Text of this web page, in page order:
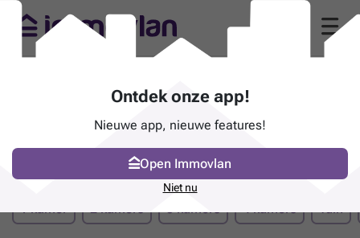
Pand te koop - Kortrijk
1 kamer 2 kamers 3 kamers 4 kamers Tuin
Ontdek onze app!
Nieuwe app, nieuwe features!
Open Immovlan
Niet nu